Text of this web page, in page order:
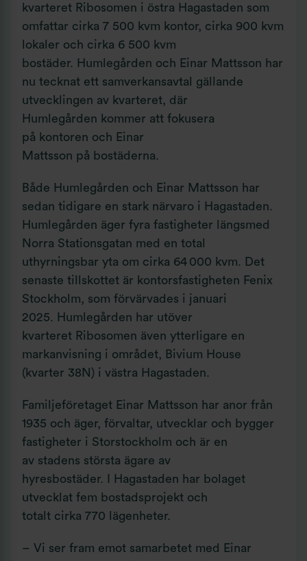
kvarteret Ribosomen i östra Hagastaden som
omfattar cirka 7 500 kvm kontor, cirka 900 kvm
lokaler och cirka 6 500 kvm
bostäder. Humlegården och Einar Mattsson har
nu tecknat ett samverkansavtal gällande
utvecklingen av kvarteret, där
Humlegården kommer att fokusera
på kontoren och Einar
Mattsson på bostäderna.
Både Humlegården och Einar Mattsson har
sedan tidigare en stark närvaro i Hagastaden.
Humlegården äger fyra fastigheter längsmed
Norra Stationsgatan med en total
uthyrningsbar yta om cirka 64 000 kvm. Det
senaste tillskottet är kontorsfastigheten Fenix
Stockholm, som förvärvades i januari
2025. Humlegården har utöver
kvarteret Ribosomen även ytterligare en
markanvisning i området, Bivium House
(kvarter 38N) i västra Hagastaden.
Familjeföretaget Einar Mattsson har anor från
1935 och äger, förvaltar, utvecklar och bygger
fastigheter i Storstockholm och är en
av stadens största ägare av
hyresbostäder. I Hagastaden har bolaget
utvecklat fem bostadsprojekt och
totalt cirka 770 lägenheter.
– Vi ser fram emot samarbetet med Einar